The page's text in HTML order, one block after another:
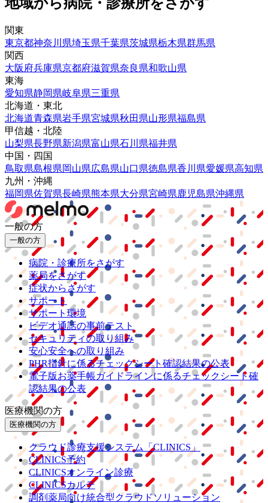
関東
東京都神奈川県埼玉県千葉県茨城県栃木県群馬県
関西
大阪府兵庫県京都府滋賀県奈良県和歌山県
東海
愛知県静岡県岐阜県三重県
北海道・東北
北海道青森県岩手県宮城県秋田県山形県福島県
甲信越・北陸
山梨県長野県新潟県富山県石川県福井県
中国・四国
鳥取県島根県岡山県広島県山口県徳島県香川県愛媛県高知県
九州・沖縄
福岡県佐賀県長崎県熊本県大分県宮崎県鹿児島県沖縄県
一般の方
一般の方
病院・診療所をさがす
薬局をさがす
症状からさがす
サポート
サポート環境
ビデオ通話の事前テスト
セキュリティの取り組み
安心安全への取り組み
PHR指針に係るチェックシート確認結果の公表
電子版お薬手帳ガイドラインに係るチェックシート確
認結果の公表
医療機関の方
医療機関の方
クラウド診療支援システム
「CLINICS」
CLINICS予約
CLINICSオンライン診療
CLINICSカルテ
調剤薬局向け統合型クラウドソリューション